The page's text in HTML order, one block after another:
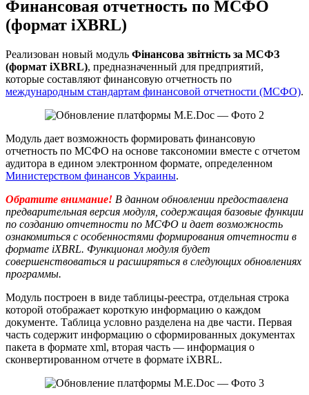
Финансовая отчетность по МСФО
(формат iXBRL)
Реализован новый модуль Фінансова звітність за МСФЗ
(формат iXBRL), предназначенный для предприятий,
которые составляют финансовую отчетность по
международным стандартам финансовой отчетности (МСФО).
Модуль дает возможность формировать финансовую
отчетность по МСФО на основе таксономии вместе с отчетом
аудитора в едином электронном формате, определенном
Министерством финансов Украины.
Обратите внимание! В данном обновлении предоставлена
предварительная версия модуля, содержащая базовые функции
по созданию отчетности по МСФО и дает возможность
ознакомиться с особенностями формирования отчетности в
формате iXBRL. Функционал модуля будет
совершенствоваться и расширяться в следующих обновлениях
программы.
Модуль построен в виде таблицы-реестра, отдельная строка
которой отображает короткую информацию о каждом
документе. Таблица условно разделена на две части. Первая
часть содержит информацию о сформированных документах
пакета в формате xml, вторая часть — информация о
сконвертированном отчете в формате iXBRL.